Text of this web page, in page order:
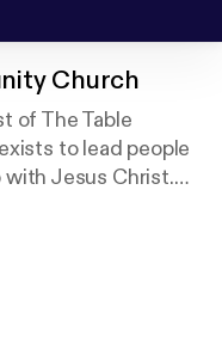
Church
of The Table
to lead people
Jesus Christ.
thetablecc.com.